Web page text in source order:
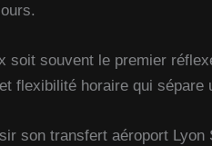
soit souvent le premier
flexibilité horaire qui sépare
son transfert aéroport